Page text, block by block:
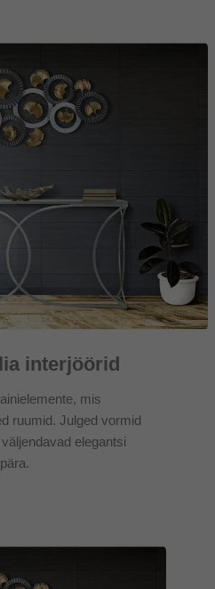
interjöörid
mis
ruumid. Julged vormid
elegantsi